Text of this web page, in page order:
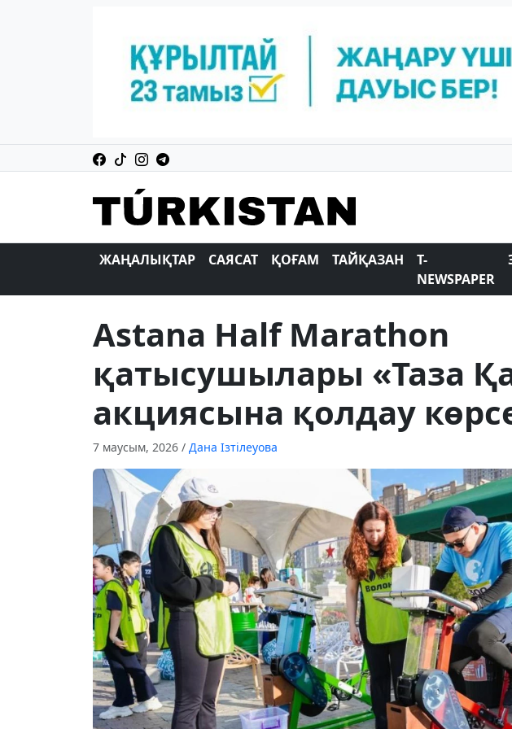
ЖАҢАЛЫҚТАР САЯСАТ ҚОҒАМ ТАЙҚАЗАН
T-
NEWSPAPER
Astana Half Marathon
қатысушылары «Таза
акциясына қолдау
7 маусым, 2026 / Дана Ізтілеуова